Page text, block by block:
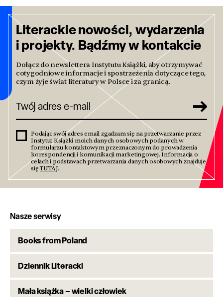
Literackie nowości, wydarzenia
i projekty. Bądźmy w kontakcie
Dołącz do newslettera Instytutu Książki, aby otrzymywać
cotygodniowe informacje i spostrzeżenia dotyczące tego,
czym żyje świat literatury w Polsce i za granicą.
Podając swój adres email zgadzam się na przetwarzanie przez
Instytut Książki moich danych osobowych podanych w
formularzu kontaktowym przeznaczonym do prowadzenia
korespondencji i komunikacji marketingowej. Informacja o
celach i podstawach przetwarzania danych osobowych znajduje
sięTUTAJ.
Nasze serwisy
Books from Poland
Dziennik Literacki
Mała książka – wielki człowiek